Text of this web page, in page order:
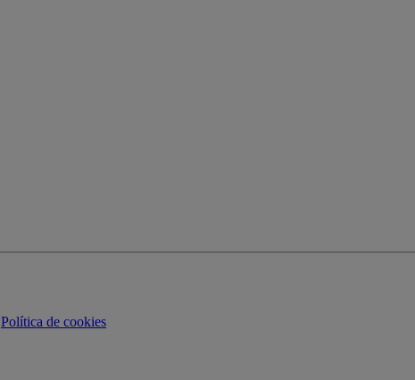
Política de cookies